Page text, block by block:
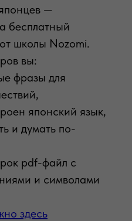
—
бесплатный
школы Nozomi.
вы:
фразы для
японский язык,
и думать по-
pdf-файл с
и символами
здесь